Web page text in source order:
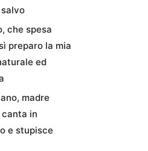
che spesa
preparo la mia
ed
madre
in
e stupisce